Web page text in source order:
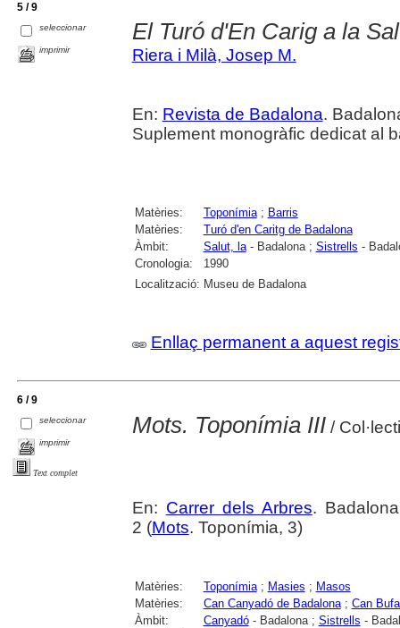
5 / 9
seleccionar
imprimir
El Turó d'En Carig a la
Riera i Milà, Josep M.
En: Revista de Badalona.
Suplement monogràfic dedicat al
Matèries: Toponímia; Barris
Matèries:
Turó d'en Caritg de Badalona
Àmbit:
Salut, la- Badalona ; Sistrells -
Cronologia:
1990
Localització: Museu de Badalona
Enllaç permanent a aquest
6 / 9
seleccionar
imprimir
Text complet
Mots. Toponímia III/
En: Carrer dels Arbres.
2 (Mots. Toponímia, 3)
Matèries: Toponímia; Masies ; Masos
Matèries:
Can Canyadó de Badalona; Can
Àmbit:
Canyadó- Badalona ; Sistrells -